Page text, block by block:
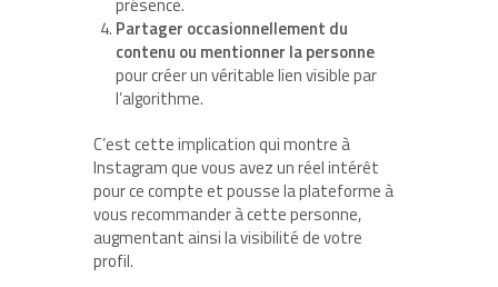
présence.
Partager occasionnellement du
contenu ou mentionner la personne
pour créer un véritable lien visible par
l’algorithme.
C’est cette implication qui montre à
Instagram que vous avez un réel intérêt
pour ce compte et pousse la plateforme à
vous recommander à cette personne,
augmentant ainsi la visibilité de votre
profil.